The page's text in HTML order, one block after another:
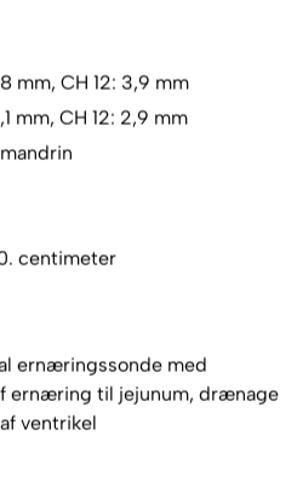
mm, CH 12: 3,9 mm
mm, CH 12: 2,9 mm
centimeter
ernæringssonde med
ernæring til jejunum, drænage
ventrikel